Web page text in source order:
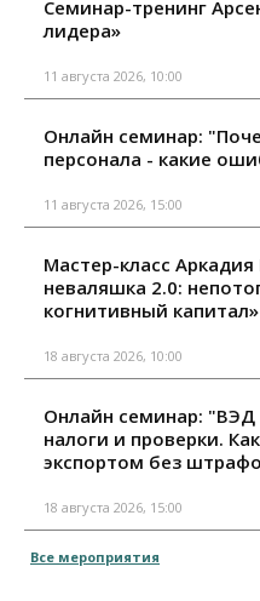
Семинар-тренинг
лидера»
11 августа 2026, 10:00
Онлайн семинар:
персонала - какие
11 августа 2026, 15:00
Мастер-класс Аркадия
неваляшка 2.0:
когнитивный капитал»
18 августа 2026, 10:00
Онлайн семинар: "ВЭД
налоги и проверки.
экспортом без
18 августа 2026, 15:00
Все мероприятия